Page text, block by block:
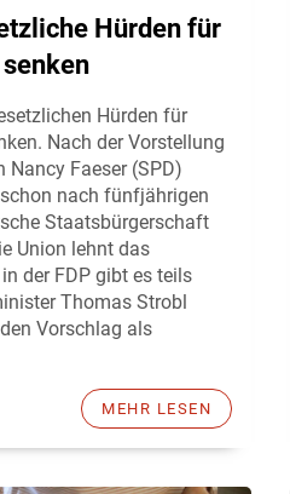
Hürden für
Hürden für
Nach der Vorstellung
Faeser (SPD)
nach fünfjährigen
Staatsbürgerschaft
Union lehnt das
der FDP gibt es teils
Thomas Strobl
Vorschlag als
MEHR LESEN